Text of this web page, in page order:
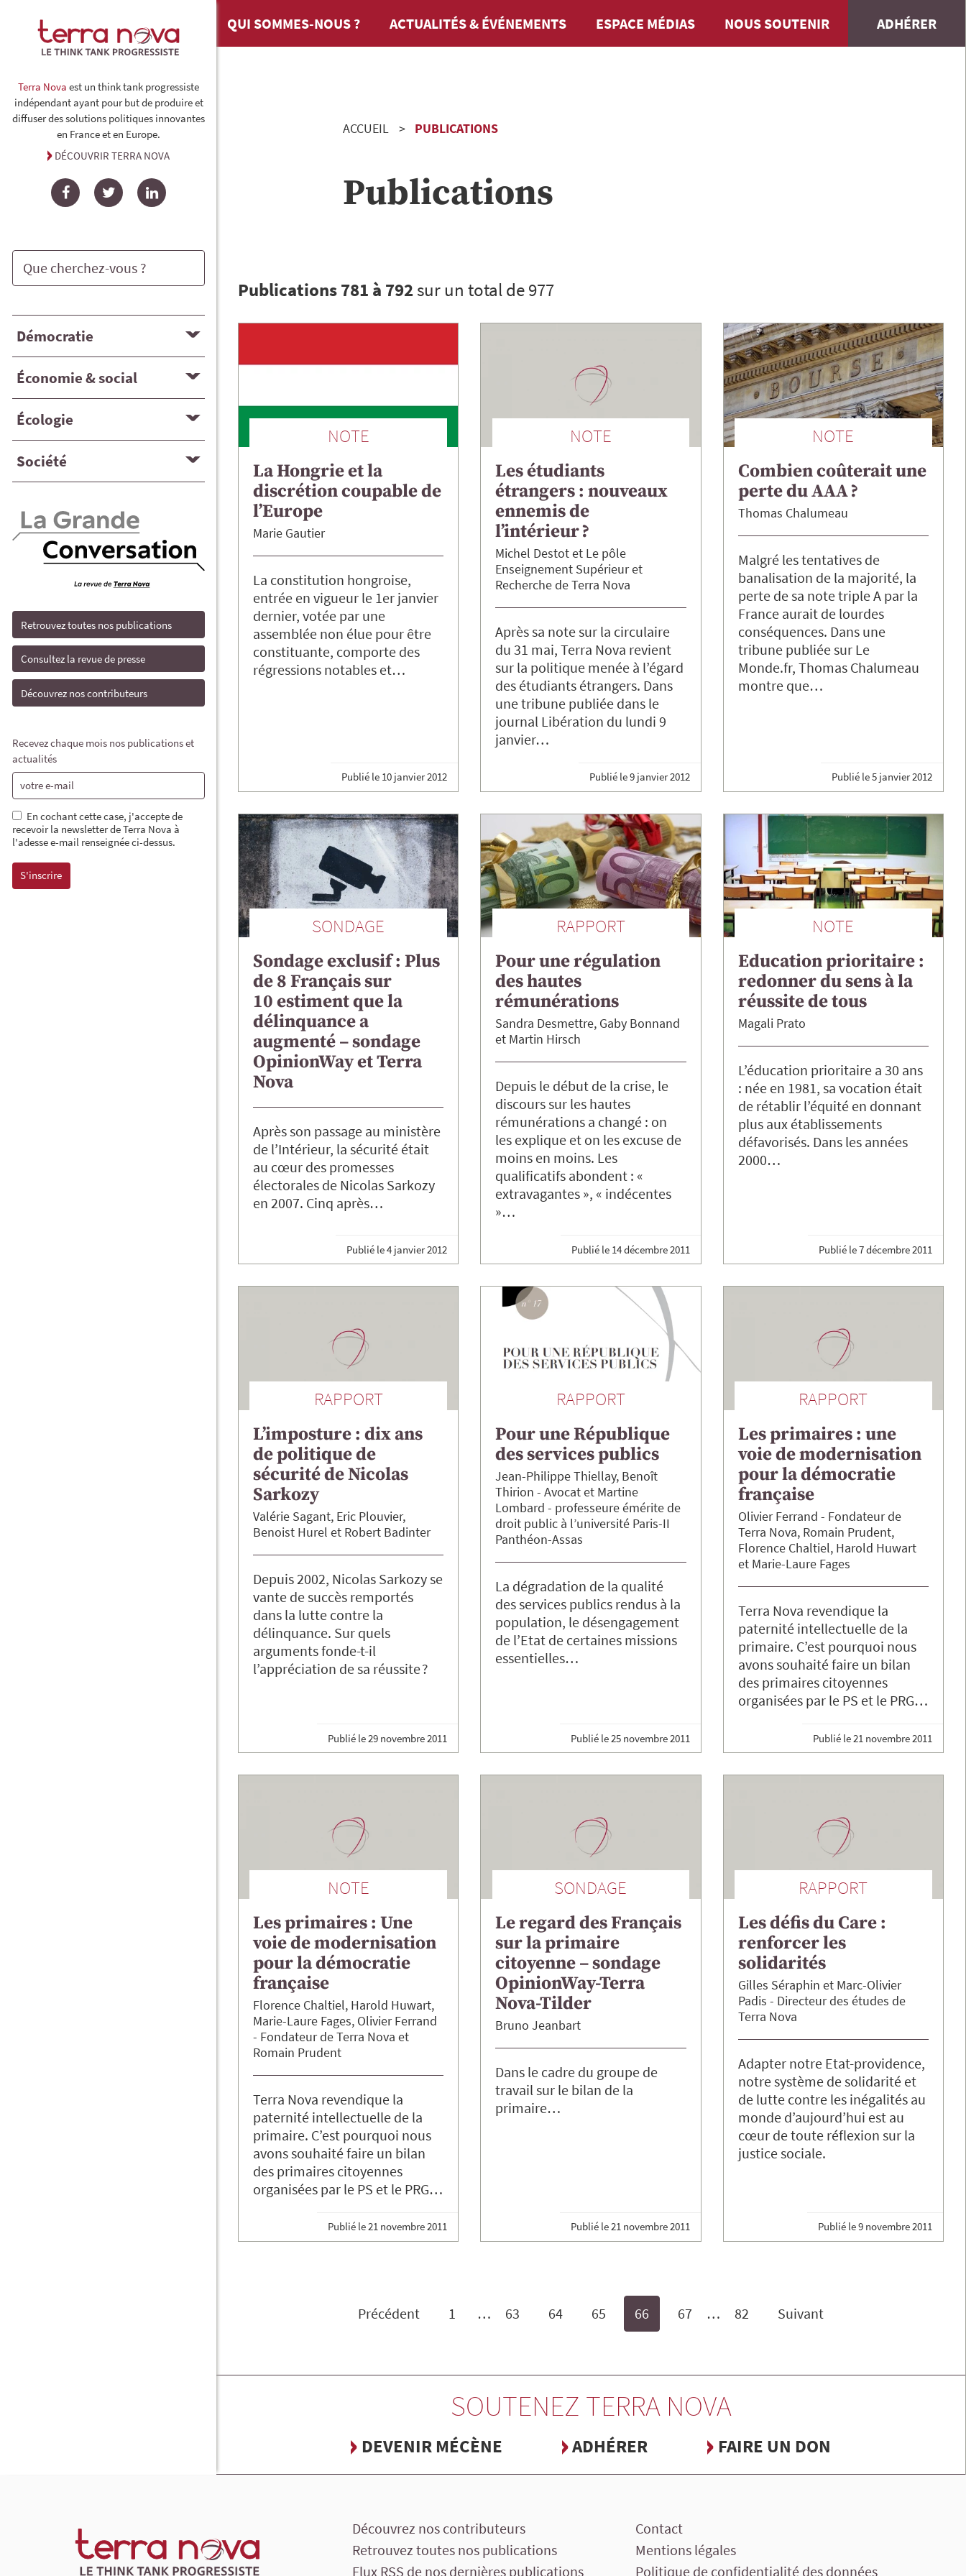
Terra Nova est un think tank progressiste
indépendant ayant pour but de produire et
diffuser des solutions politiques innovantes
en France et en Europe.
DÉCOUVRIR TERRA NOVA
FacebookTwitterLinkedIn
Démocratie
Économie & social
Écologie
Société
Retrouvez toutes nos publications
Consultez la revue de presse
Découvrez nos contributeurs
Recevez chaque mois nos publications et
actualités
En cochant cette case, j'accepte de
recevoir la newsletter de Terra Nova à
l'adesse e-mail renseignée ci-dessus.
QUI SOMMES-NOUS ? ACTUALITÉS & ÉVÉNEMENTS ESPACE MÉDIAS NOUS SOUTENIR ADHÉRER
ACCUEIL PUBLICATIONS
Publications
Publications 781 à 792 sur un total de 977
NOTE
La Hongrie et la
discrétion coupable de
l’Europe
Marie Gautier
La constitution hongroise,
entrée en vigueur le 1er janvier
dernier, votée par une
assemblée non élue pour être
constituante, comporte des
régressions notables et…
Publié le 10 janvier 2012
NOTE
Les étudiants
étrangers : nouveaux
ennemis de
l’intérieur ?
Michel Destot
Le pôle
Enseignement Supérieur et
Recherche de Terra Nova
Après sa note sur la circulaire
du 31 mai, Terra Nova revient
sur la politique menée à l’égard
des étudiants étrangers. Dans
une tribune publiée dans le
journal Libération du lundi 9
janvier…
Publié le9 janvier 2012
NOTE
Combien coûterait une
perte du AAA ?
Thomas Chalumeau
Malgré les tentatives de
banalisation de la majorité, la
perte de sa note triple A par la
France aurait de lourdes
conséquences. Dans une
tribune publiée sur Le
Monde.fr, Thomas Chalumeau
montre que…
Publié le5 janvier 2012
SONDAGE
Sondage exclusif : Plus
de 8 Français sur
10 estiment que la
délinquance a
augmenté – sondage
OpinionWay et Terra
Nova
Après son passage au ministère
de l’Intérieur, la sécurité était
au cœur des promesses
électorales de Nicolas Sarkozy
en 2007. Cinq après…
Publié le4 janvier 2012
RAPPORT
Pour une régulation
des hautes
rémunérations
Sandra Desmettre Gaby Bonnand
Martin Hirsch
Depuis le début de la crise, le
discours sur les hautes
rémunérations a changé : on
les explique et on les excuse de
moins en moins. Les
qualificatifs abondent : «
extravagantes », « indécentes
»…
Publié le 14 décembre 2011
NOTE
Education prioritaire :
redonner du sens à la
réussite de tous
Magali Prato
L’éducation prioritaire a 30 ans
: née en 1981, sa vocation était
de rétablir l’équité en donnant
plus aux établissements
défavorisés. Dans les années
2000…
Publié le7 décembre 2011
RAPPORT
L’imposture : dix ans
de politique de
sécurité de Nicolas
Sarkozy
Valérie Sagant Eric Plouvier
Benoist Hurel Robert Badinter
Depuis 2002, Nicolas Sarkozy se
vante de succès remportés
dans la lutte contre la
délinquance. Sur quels
arguments fonde-t-il
l’appréciation de sa réussite ?
Publié le29 novembre 2011
RAPPORT
Pour une République
des services publics
Jean-PhilippeThiellay Benoît
Thirion
Avocat
Martine
Lombard
professeure émérite de
droit public à l’université Paris-II
Panthéon-Assas
La dégradation de la qualité
des services publics rendus à la
population, le désengagement
de l’Etat de certaines missions
essentielles…
Publié le25 novembre 2011
RAPPORT
Les primaires : une
voie de modernisation
pour la démocratie
française
Olivier Ferrand
Fondateur de
Terra Nova Romain Prudent
Florence Chaltiel Harold Huwart
Marie-Laure Fages
Terra Nova revendique la
paternité intellectuelle de la
primaire. C’est pourquoi nous
avons souhaité faire un bilan
des primaires citoyennes
organisées par le PS et le PRG…
Publié le21 novembre 2011
NOTE
Les primaires : Une
voie de modernisation
pour la démocratie
française
Florence Chaltiel Harold Huwart
Marie-Laure Fages Olivier Ferrand
Fondateur de Terra Nova
Romain Prudent
Terra Nova revendique la
paternité intellectuelle de la
primaire. C’est pourquoi nous
avons souhaité faire un bilan
des primaires citoyennes
organisées par le PS et le PRG…
Publié le21 novembre 2011
SONDAGE
Le regard des Français
sur la primaire
citoyenne – sondage
OpinionWay-Terra
Nova-Tilder
Bruno Jeanbart
Dans le cadre du groupe de
travail sur le bilan de la
primaire…
Publié le21 novembre 2011
RAPPORT
Les défis du Care :
renforcer les
solidarités
Gilles Séraphin
Marc-Olivier
Padis
Directeur des études de
Terra Nova
Adapter notre Etat-providence,
notre système de solidarité et
de lutte contre les inégalités au
monde d’aujourd’hui est au
cœur de toute réflexion sur la
justice sociale.
Publié le9 novembre 2011
Précédent 1 … 63 64 65 66 67 … 82 Suivant
SOUTENEZ TERRA NOVA
DEVENIR MÉCÈNE ADHÉRER FAIRE UN DON
Découvrez nos contributeurs
Retrouvez toutes nos publications
Flux RSS de nos dernières publications
Contact
Mentions légales
Politique de confidentialité des données